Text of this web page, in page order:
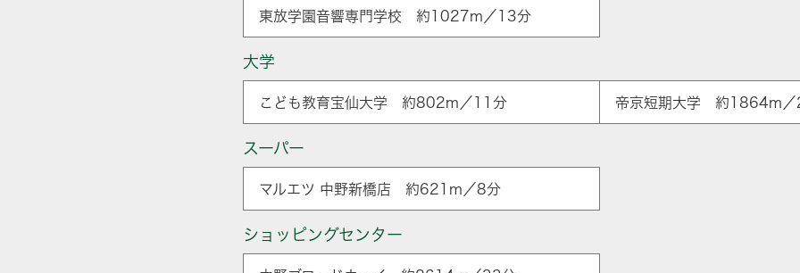
東放学園音響専門学校 約1027m／13分
大学
こども教育宝仙大学 約802m／11分 帝京短期大学 約1864m／
スーパー
マルエツ 中野新橋店 約621m／8分
ショッピングセンター